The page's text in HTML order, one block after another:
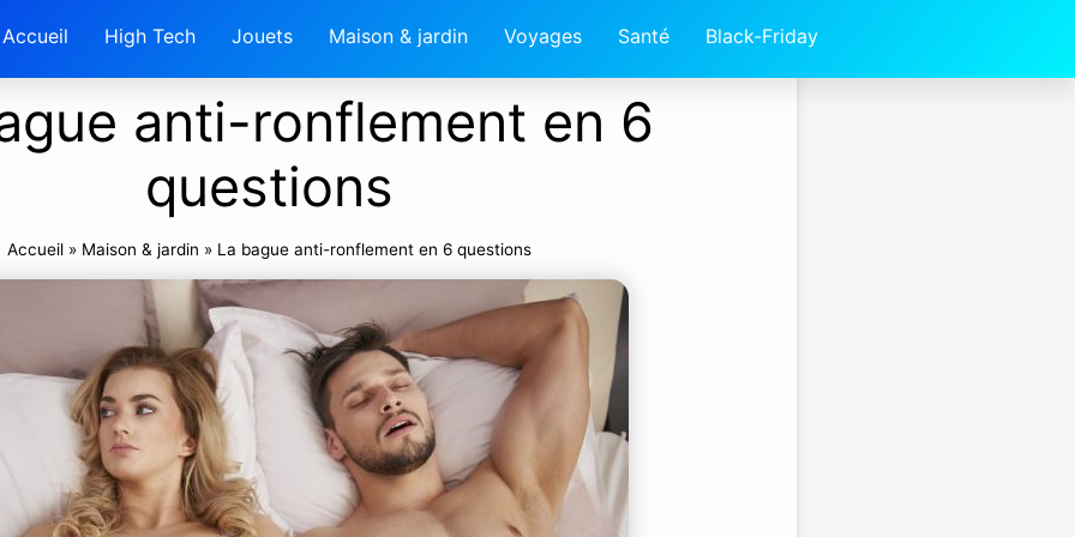
Accueil High Tech Jouets Maison & jardin Voyages Santé Black-Friday
anti-ronflement en 6
questions
Accueil» Maison & jardin » La bague anti-ronflement en 6 questions